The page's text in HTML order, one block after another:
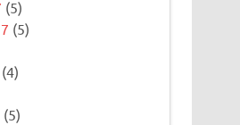
(5)
(5)
(4)
(5)